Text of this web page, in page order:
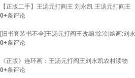
【正版二手】王汤元打阎王 刘永凯 王汤元打阎王
0+条评论
[旧书套装书不全]王汤元打阎王改编:徐淦|绘画:刘
0+条评论
《正版》连环画：王汤元打阎王刘永凯农村读物
0+条评论